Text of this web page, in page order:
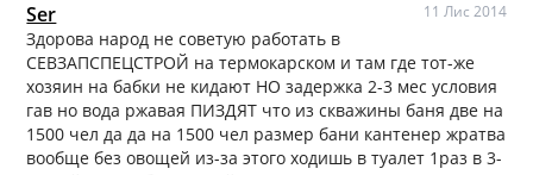
Ser 11 Лис 2014
Здорова народ не советую работать в
СЕВЗАПСПЕЦСТРОЙ на термокарском и там где тот-же
хозяин на бабки не кидают НО задержка 2-3 мес условия
гав но вода ржавая ПИЗДЯТ что из скважины баня две на
1500 чел да да на 1500 чел размер бани кантенер жратва
вообще без овощей из-за этого ходишь в туалет 1раз в 3-